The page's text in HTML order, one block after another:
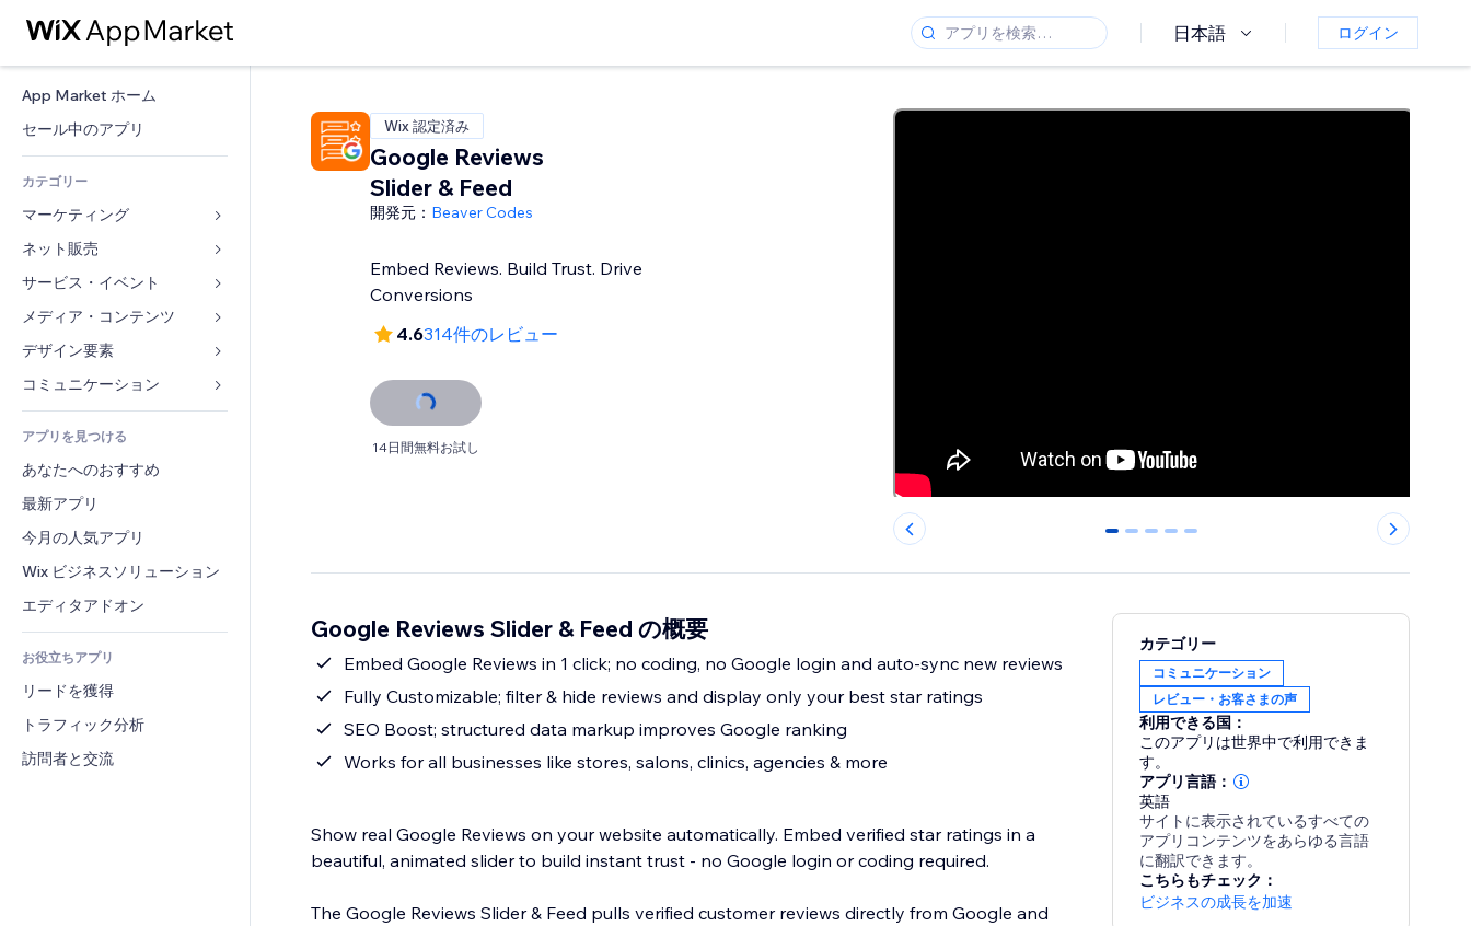
日本語 ログイン
App Market ホーム
セール中のアプリ
カテゴリー
マーケティング
広告
モバイル
アクセス解析
リスティング広告
メール
コンバージョン
ネット販売
ストア用アプリ
発送・配達
販売ボタン
会計
クーポン・特典
倉庫管理ソリューション
ドロップシッピング
食品・飲料
サービス・イベント
ホテル
イベント
レストラン
不動産
ブッキング
メディア・コンテンツ
ギャラリー
音楽
ポッドキャスト
写真
動画
PDF
ファイル共有
ニュース
デザイン要素
マップ・ナビ
プライバシー・セキュリティ
時計
ページテンプレート
画像効果
ボタン・メニュー
バナー・バッジ
電卓
検索
天気
チャート・テーブル
フォーム
ブログ
投票
チャット
コメント
電話
コミュニティィ
レビュー・お客さまの声
CRM
アプリを見つける
あなたへのおすすめ
最新アプリ
今月の人気アプリ
Wix ビジネスソリューション
エディタアドオン
お役立ちアプリ
リードを獲得
トラフィック分析
訪問者と交流
Wix 認定済み
Google Reviews
Slider & Feed
開発元： Beaver Codes
Embed Reviews. Build Trust. Drive
Conversions
4.6314件のレビュー
14日間無料お試し
0 1 2 3 4
Google Reviews Slider & Feed の概要
Embed Google Reviews in 1 click; no coding, no Google login and auto-sync new reviews
Fully Customizable; filter & hide reviews and display only your best star ratings
SEO Boost; structured data markup improves Google ranking
Works for all businesses like stores, salons, clinics, agencies & more
Show real Google Reviews on your website automatically. Embed verified star ratings in a
beautiful, animated slider to build instant trust - no Google login or coding required.
The Google Reviews Slider & Feed pulls verified customer reviews directly from Google and
カテゴリー
コミュニケーション
レビュー・お客さまの声
利用できる国：
このアプリは世界中で利用できま
す。
アプリ言語：
英語
サイトに表示されているすべての
アプリコンテンツをあらゆる言語
に翻訳できます。
こちらもチェック：
ビジネスの成長を加速